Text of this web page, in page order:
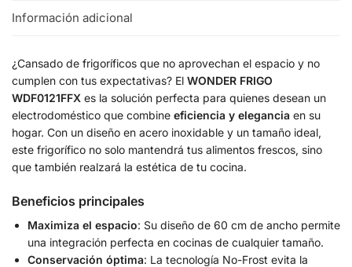
Información adicional
¿Cansado de frigoríficos que no aprovechan el espacio y no
cumplen con tus expectativas? El WONDER FRIGO
WDF0121FFX es la solución perfecta para quienes desean un
electrodoméstico que combine eficiencia y elegancia en su
hogar. Con un diseño en acero inoxidable y un tamaño ideal,
este frigorífico no solo mantendrá tus alimentos frescos, sino
que también realzará la estética de tu cocina.
Beneficios principales
Maximiza el espacio: Su diseño de 60 cm de ancho permite
una integración perfecta en cocinas de cualquier tamaño.
Conservación óptima: La tecnología No-Frost evita la